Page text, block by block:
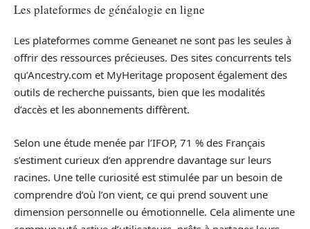
Les plateformes de généalogie en ligne
Les plateformes comme Geneanet ne sont pas les seules à
offrir des ressources précieuses. Des sites concurrents tels
qu’Ancestry.com et MyHeritage proposent également des
outils de recherche puissants, bien que les modalités
d’accès et les abonnements diffèrent.
Selon une étude menée par l’IFOP, 71 % des Français
s’estiment curieux d’en apprendre davantage sur leurs
racines. Une telle curiosité est stimulée par un besoin de
comprendre d’où l’on vient, ce qui prend souvent une
dimension personnelle ou émotionnelle. Cela alimente une